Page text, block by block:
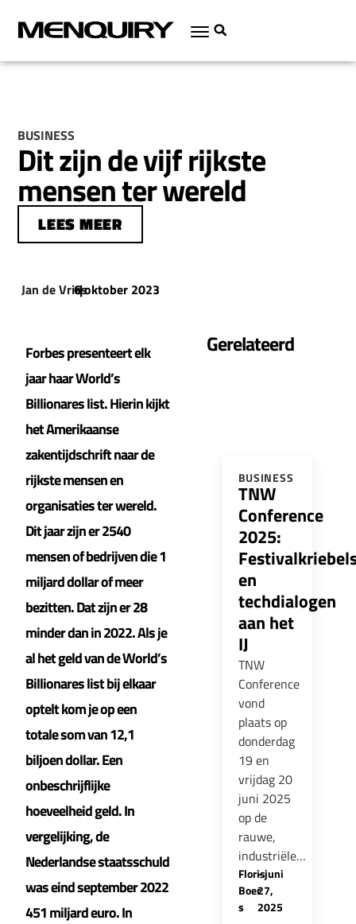
BUSINESS
Dit zijn de vijf rijkste
mensen ter wereld
LEES MEER
Jan de Vries
|
6 oktober 2023
Forbes presenteert elk
jaar haar World’s
Billionares list. Hierin kijkt
het Amerikaanse
zakentijdschrift naar de
rijkste mensen en
organisaties ter wereld.
Dit jaar zijn er 2540
mensen of bedrijven die 1
miljard dollar of meer
bezitten. Dat zijn er 28
minder dan in 2022. Als je
al het geld van de World’s
Billionares list bij elkaar
optelt kom je op een
totale som van 12,1
biljoen dollar. Een
onbeschrijflijke
hoeveelheid geld. In
vergelijking, de
Nederlandse staatsschuld
was eind september 2022
451 miljard euro. In
Gerelateerd
BUSINESS
TNW
Conference
2025:
en
techdialogen
aan het
IJ
TNW
Conference
vond
plaats op
donderdag
19 en
vrijdag 20
juni 2025
op de
rauwe,
industriële…
Floris
Boer
s
-juni
27,
2025